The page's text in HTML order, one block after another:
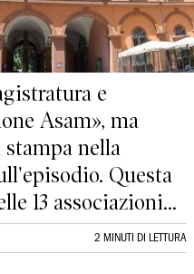
e
Asam», ma
nella
Questa
13 associazioni...
2 MINUTI DI LETTURA